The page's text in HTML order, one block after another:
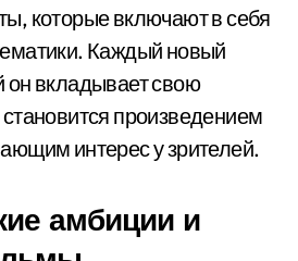
которые включают в себя
Каждый новый
вкладывает свою
произведением
интерес у зрителей.
амбиции и